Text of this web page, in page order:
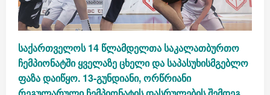
საქართველოს 14 წლამდელთა საკალათბურთო
ჩემპიონატში ყველაზე ცხელი და საპასუხისმგებლო
ფაზა დაიწყო. 13-გუნდიანი, ორწრიანი